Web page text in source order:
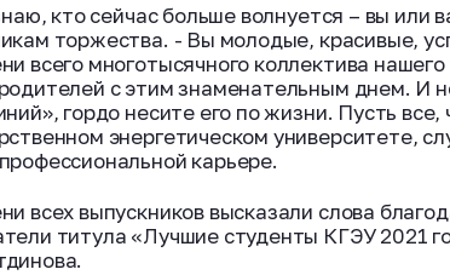
кто сейчас больше волнуется – вы или
торжества. - Вы молодые, красивые,
всего многотысячного коллектива
с этим знаменательным днем. И
гордо несите его по жизни. Пусть
энергетическом университете,
карьере.
всех выпускников высказали слова
титула «Лучшие студенты КГЭУ 2021